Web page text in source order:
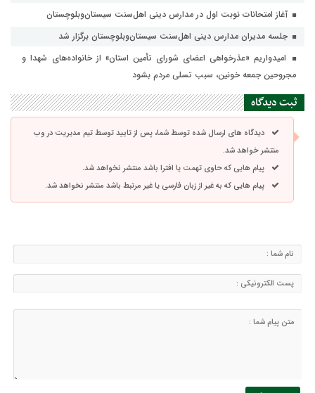
آغاز امتحانات نوبت اول در مدارس دینی اهل‌سنت سیستان‌وبلوچستان
جلسه مدیران مدارس دینی اهل‌سنت سیستان‌وبلوچستان برگزار شد
امیدواریم «عذرخواهی اعضای شورای تأمین استان» از خانواده‌های شهدا و
مجروحین جمعه خونین، سبب تسلی مردم بشود
ثبت دیدگاه
دیدگاه های ارسال شده توسط شما، پس از تایید توسط تیم مدیریت در وب
منتشر خواهد شد.
پیام هایی که حاوی تهمت یا افترا باشد منتشر نخواهد شد.
پیام هایی که به غیر از زبان فارسی یا غیر مرتبط باشد منتشر نخواهد شد.